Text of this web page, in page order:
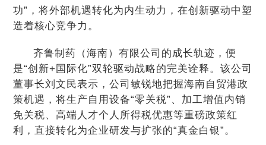
功”，将外部机遇转化为内生动力，在创新驱动中塑
造着核心竞争力。
齐鲁制药（海南）有限公司的成长轨迹，便
是“创新+国际化”双轮驱动战略的完美诠释。该公司
董事长刘文民表示，公司敏锐地把握海南自贸港政
策机遇，将生产自用设备“零关税”、加工增值内销
免关税、高端人才个人所得税优惠等重磅政策红
利，直接转化为企业研发与扩张的“真金白银”。